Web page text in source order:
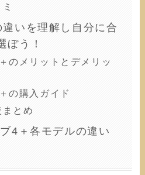
いを理解し自分に合
ぼう！
のメリットとデメリッ
の購入ガイド
とめ
4＋各モデルの違い